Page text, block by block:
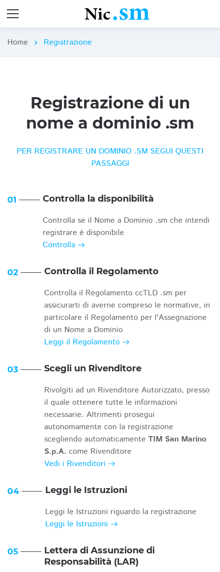
Home chevron_right Registrazione
Registrazione di un
nome a dominio .sm
PER REGISTRARE UN DOMINIO .SM SEGUI QUESTI
PASSAGGI
01 Controlla la disponibilità
Controlla se il Nome a Dominio .sm che intendi
registrare è disponibile
Controlla
02 Controlla il Regolamento
Controlla il Regolamento ccTLD .sm per
assicurarti di averne compreso le normative, in
particolare il Regolamento per l'Assegnazione
di un Nome a Dominio
Leggi il Regolamento
03 Scegli un Rivenditore
Rivolgiti ad un Rivenditore Autorizzato, presso
il quale ottenere tutte le informazioni
necessarie. Altrimenti prosegui
autonomamente con la registrazione
scegliendo automaticamente TIM San Marino
S.p.A. come Rivenditore
Vedi i Rivenditori
04 Leggi le Istruzioni
Leggi le Istruzioni riguardo la registrazione
Leggi le Istruzioni
05
Lettera di Assunzione di
Responsabilità (LAR)